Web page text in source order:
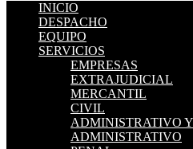
INICIO
DESPACHO
EQUIPO
SERVICIOS
EMPRESAS
EXTRAJUDICIAL
MERCANTIL
CIVIL
ADMINISTRATIVO
ADMINISTRATIVO